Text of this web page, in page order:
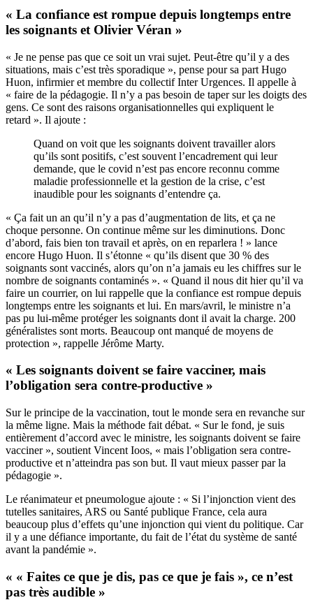
« La confiance est rompue depuis longtemps entre
les soignants et Olivier Véran »
« Je ne pense pas que ce soit un vrai sujet. Peut-être qu’il y a des
situations, mais c’est très sporadique », pense pour sa part Hugo
Huon, infirmier et membre du collectif Inter Urgences. Il appelle à
« faire de la pédagogie. Il n’y a pas besoin de taper sur les doigts des
gens. Ce sont des raisons organisationnelles qui expliquent le
retard ». Il ajoute :
Quand on voit que les soignants doivent travailler alors
qu’ils sont positifs, c’est souvent l’encadrement qui leur
demande, que le covid n’est pas encore reconnu comme
maladie professionnelle et la gestion de la crise, c’est
inaudible pour les soignants d’entendre ça.
« Ça fait un an qu’il n’y a pas d’augmentation de lits, et ça ne
choque personne. On continue même sur les diminutions. Donc
d’abord, fais bien ton travail et après, on en reparlera ! » lance
encore Hugo Huon. Il s’étonne « qu’ils disent que 30 % des
soignants sont vaccinés, alors qu’on n’a jamais eu les chiffres sur le
nombre de soignants contaminés ». « Quand il nous dit hier qu’il va
faire un courrier, on lui rappelle que la confiance est rompue depuis
longtemps entre les soignants et lui. En mars/avril, le ministre n’a
pas pu lui-même protéger les soignants dont il avait la charge. 200
généralistes sont morts. Beaucoup ont manqué de moyens de
protection », rappelle Jérôme Marty.
« Les soignants doivent se faire vacciner, mais
l’obligation sera contre-productive »
Sur le principe de la vaccination, tout le monde sera en revanche sur
la même ligne. Mais la méthode fait débat. « Sur le fond, je suis
entièrement d’accord avec le ministre, les soignants doivent se faire
vacciner », soutient Vincent Ioos, « mais l’obligation sera contre-
productive et n’atteindra pas son but. Il vaut mieux passer par la
pédagogie ».
Le réanimateur et pneumologue ajoute : « Si l’injonction vient des
tutelles sanitaires, ARS ou Santé publique France, cela aura
beaucoup plus d’effets qu’une injonction qui vient du politique. Car
il y a une défiance importante, du fait de l’état du système de santé
avant la pandémie ».
« « Faites ce que je dis, pas ce que je fais », ce n’est
pas très audible »